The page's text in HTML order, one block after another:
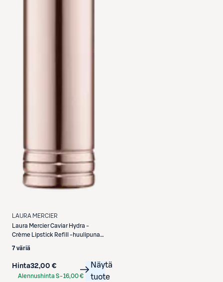
LAURA MERCIER
Laura MercierCaviar Hydra -
Crème Lipstick Refill -huulipuna
7 väriä
Hinta32,00 €
Alennushinta S-16,00 €
Näytä
tuote